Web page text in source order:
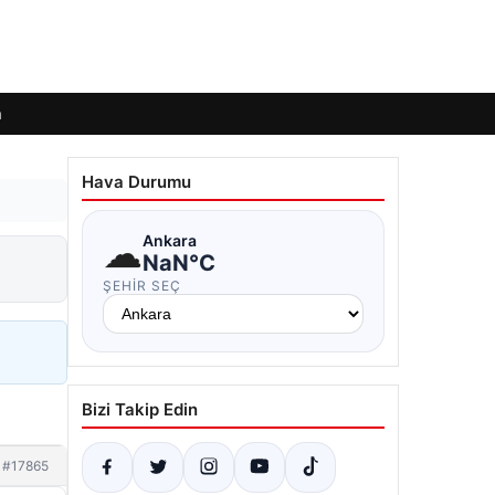
#17865
Hava Durumu
☁Ankara
NaN°C
ŞEHIR SEÇ
Bizi Takip Edin